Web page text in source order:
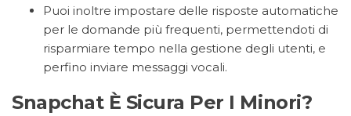
Puoi inoltre impostare delle risposte automatiche
per le domande più frequenti, permettendoti di
risparmiare tempo nella gestione degli utenti, e
perfino inviare messaggi vocali.
Snapchat È Sicura Per I Minori?